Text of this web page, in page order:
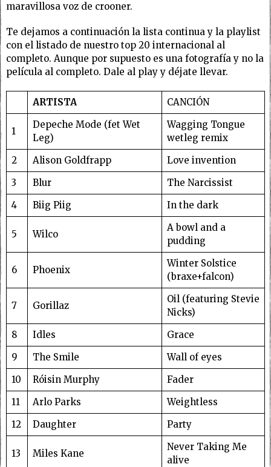
maravillosa voz de crooner.
Te dejamos a continuación la lista continua y la playlist
con el listado de nuestro top 20 internacional al
completo. Aunque por supuesto es una fotografía y no la
película al completo. Dale al play y déjate llevar.
ARTISTA CANCIÓN
1
Depeche Mode (fet Wet
Leg)
Wagging Tongue
wetleg remix
2
Alison Goldfrapp
Love invention
3
Blur
The Narcissist
4
Biig Piig In the dark
5 Wilco
A bowl and a
pudding
6 Phoenix
Winter Solstice
(braxe+falcon)
7 Gorillaz
Oil (featuring Stevie
Nicks)
8
Idles
Grace
9
The Smile
Wall of eyes
10
Róisin Murphy
Fader
11
Arlo Parks
Weightless
12
Daughter Party
13 Miles Kane
Never Taking Me
alive